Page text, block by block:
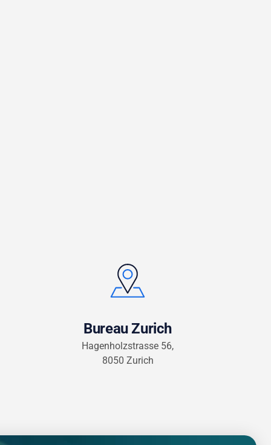
Bureau Zurich
Hagenholzstrasse 56,
8050 Zurich